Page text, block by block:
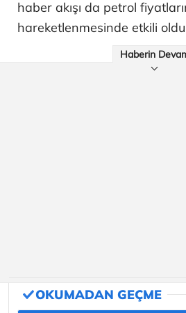
haber akışı da petrol
hareketlenmesinde etkili
Haberin